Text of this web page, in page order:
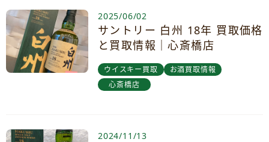
2025/06/02
サントリー 白州 18年 買取価格
と買取情報｜心斎橋店
ウイスキー買取
お酒買取情報
心斎橋店
2024/11/13